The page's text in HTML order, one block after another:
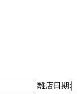
離店日期: